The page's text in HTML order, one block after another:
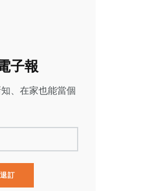
子報
、在家也能當個
退訂